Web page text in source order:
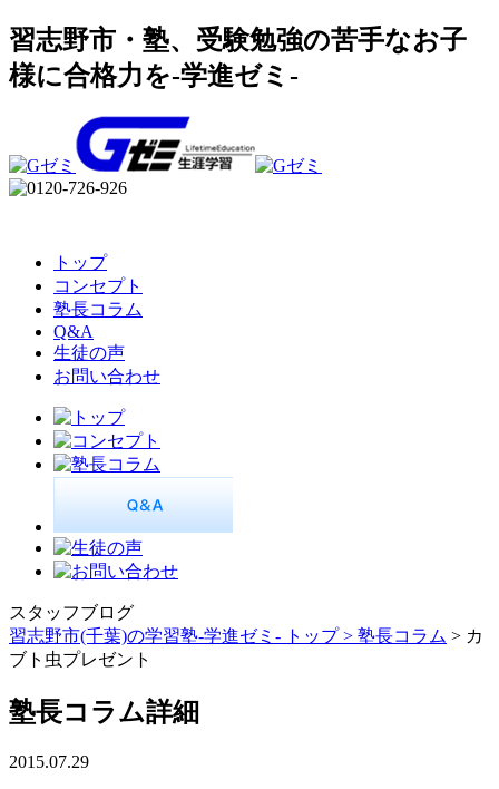
習志野市・塾、受験勉強の苦手なお子
様に合格力を-学進ゼミ-
トップ
コンセプト
塾長コラム
Q&A
生徒の声
お問い合わせ
スタッフブログ
習志野市(千葉)の学習塾-学進ゼミ- トップ > 塾長コラム > カ
ブト虫プレゼント
塾長コラム詳細
2015.07.29